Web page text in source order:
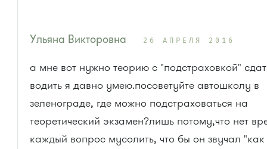
Ульяна Викторовна 26 АПРЕЛЯ 2016
а мне вот нужно теорию с "подстраховкой"
водить я давно умею.посоветуйте автошколу в
зеленограде, где можно подстраховаться на
теоретический экзамен?лишь потому,что нет
каждый вопрос мусолить, что бы он звучал "как